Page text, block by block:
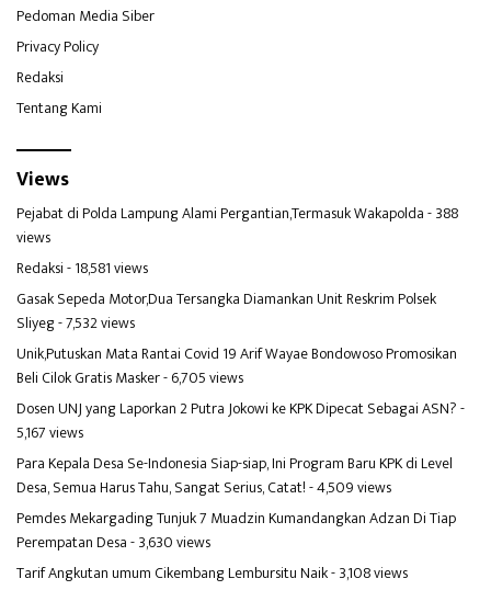
Pedoman Media Siber
Privacy Policy
Redaksi
Tentang Kami
Views
Pejabat di Polda Lampung Alami Pergantian,Termasuk Wakapolda- 388
views
Redaksi- 18,581 views
Gasak Sepeda Motor,Dua Tersangka Diamankan Unit Reskrim Polsek
Sliyeg- 7,532 views
Unik,Putuskan Mata Rantai Covid 19 Arif Wayae Bondowoso Promosikan
Beli Cilok Gratis Masker- 6,705 views
Dosen UNJ yang Laporkan 2 Putra Jokowi ke KPK Dipecat Sebagai ASN?-
5,167 views
Para Kepala Desa Se-Indonesia Siap-siap, Ini Program Baru KPK di Level
Desa, Semua Harus Tahu, Sangat Serius, Catat!- 4,509 views
Pemdes Mekargading Tunjuk 7 Muadzin Kumandangkan Adzan Di Tiap
Perempatan Desa- 3,630 views
Tarif Angkutan umum Cikembang Lembursitu Naik- 3,108 views